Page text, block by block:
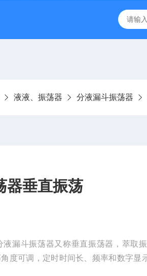
样蒸发浓缩赶酸仪ZDGS-8 厌氧
液液、振荡器 分液漏斗振荡器
器垂直振荡
漏斗振荡器又称垂直振荡器，萃取
度可调，定时时间长、频率和数字显